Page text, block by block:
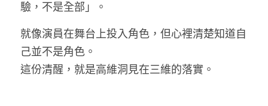
驗，不是全部」。
就像演員在舞台上投入角色，但心裡清楚知道自
己並不是角色。
這份清醒，就是高維洞見在三維的落實。